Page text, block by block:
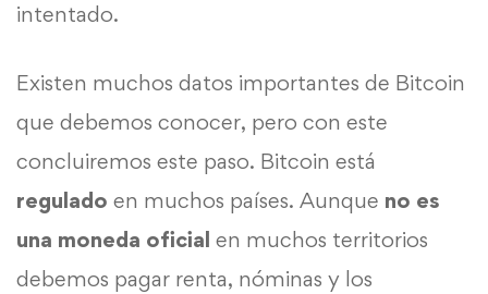
intentado.
Existen muchos datos importantes de Bitcoin
que debemos conocer, pero con este
concluiremos este paso. Bitcoin está
regulado en muchos países. Aunque no es
una moneda oficial en muchos territorios
debemos pagar renta, nóminas y los